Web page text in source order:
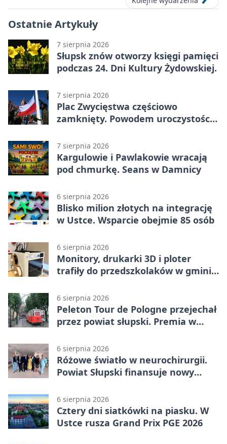
Ostatnie Artykuły
7 sierpnia 2026
Słupsk znów otworzy księgi pamięci
podczas 24. Dni Kultury Żydowskiej.
7 sierpnia 2026
Plac Zwycięstwa częściowo
zamknięty. Powodem uroczystości
7 sierpnia 2026
Kargulowie i Pawlakowie wracają
pod chmurkę. Seans w Damnicy
6 sierpnia 2026
Blisko milion złotych na integrację
w Ustce. Wsparcie obejmie 85 osób
6 sierpnia 2026
Monitory, drukarki 3D i ploter
trafiły do przedszkolaków w gminie
6 sierpnia 2026
Peleton Tour de Pologne przejechał
przez powiat słupski. Premia w
6 sierpnia 2026
Różowe światło w neurochirurgii.
Powiat Słupski finansuje nowy
6 sierpnia 2026
Cztery dni siatkówki na piasku. W
Ustce rusza Grand Prix PGE 2026